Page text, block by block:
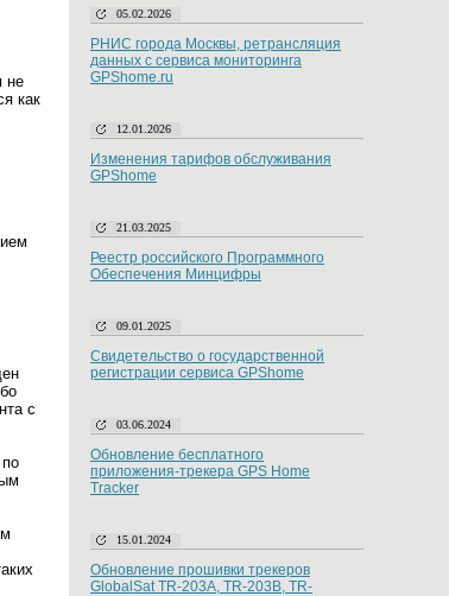
не
как
с
05.02.2026
РНИС города Москвы, ретрансляция
данных с сервиса мониторинга
GPShome.ru
12.01.2026
Изменения тарифов обслуживания
GPShome
21.03.2025
Реестр российского Программного
Обеспечения Минцифры
09.01.2025
Свидетельство о государственной
регистрации сервиса GPShome
03.06.2024
Обновление бесплатного
приложения-трекера GPS Home
Tracker
15.01.2024
Обновление прошивки трекеров
GlobalSat TR-203A, TR-203B, TR-